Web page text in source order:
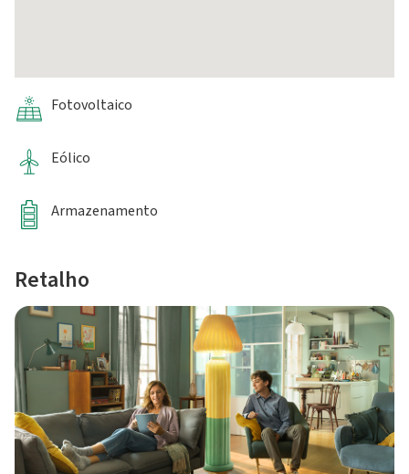
Fotovoltaico
Eólico
Armazenamento
Retalho